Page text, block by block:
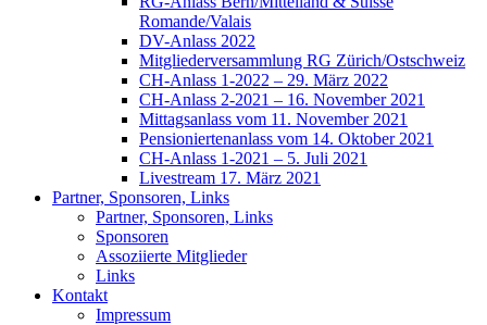
Romande/Valais
DV-Anlass 2022
Mitgliederversammlung RG Zürich/Ostschweiz
CH-Anlass 1-2022 – 29. März 2022
CH-Anlass 2-2021 – 16. November 2021
Mittagsanlass vom 11. November 2021
Pensioniertenanlass vom 14. Oktober 2021
CH-Anlass 1-2021 – 5. Juli 2021
Livestream 17. März 2021
Partner, Sponsoren, Links
Partner, Sponsoren, Links
Sponsoren
Assoziierte Mitglieder
Links
Kontakt
Impressum